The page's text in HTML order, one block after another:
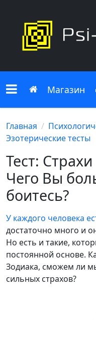
Меню сайта
Главная
Магазин
Главная
Эзотерические тесты
Тест:
Чего Вы
боитесь?
У каждого человека
достаточно много и
Но есть и такие,
постоянной основе.
Зодиака, сможем ли
сильных страхов?